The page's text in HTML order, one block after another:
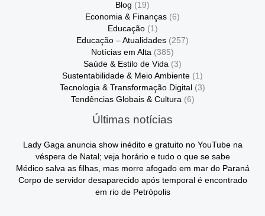
Blog (19)
Economia & Finanças (6)
Educação(1)
Educação – Atualidades (257)
Notícias em Alta (385)
Saúde & Estilo de Vida (3)
Sustentabilidade & Meio Ambiente (1)
Tecnologia & Transformação Digital (3)
Tendências Globais & Cultura(6)
Últimas notícias
Lady Gaga anuncia show inédito e gratuito no YouTube na
véspera de Natal; veja horário e tudo o que se sabe
Médico salva as filhas, mas morre afogado em mar do Paraná
Corpo de servidor desaparecido após temporal é encontrado
em rio de Petrópolis